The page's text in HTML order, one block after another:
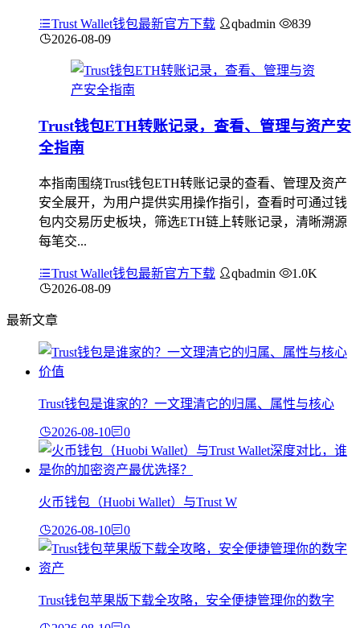
Trust Wallet钱包最新官方下载 qbadmin
839
2026-08-09
Trust钱包ETH转账记录，查看、管理与资产安
全指南
本指南围绕Trust钱包ETH转账记录的查看、管理及资产
安全展开，为用户提供实用操作指引，查看时可通过钱
包内交易历史板块，筛选ETH链上转账记录，清晰溯源
每笔交...
Trust Wallet钱包最新官方下载 qbadmin
1.0K
2026-08-09
最新文章
Trust钱包是谁家的？一文理清它的归属、属性与核心
2026-08-10 0
火币钱包（Huobi Wallet）与Trust W
2026-08-10 0
Trust钱包苹果版下载全攻略，安全便捷管理你的数字